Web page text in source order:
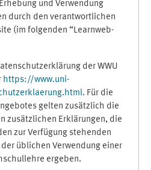
und Verwendung
durch den verantwortlichen
(im folgenden “Learnweb-
der WWU
https://www.uni-
. Für die
gelten zusätzlich die
zusätzlichen Erklärungen, die
zur Verfügung stehenden
üblichen Verwendung einer
ergeben.